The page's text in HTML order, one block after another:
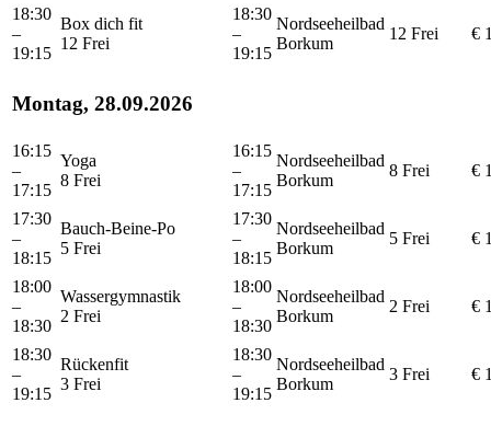
18:30
–
19:15
Box dich fit
12 Frei
18:30
–
19:15
Nordseeheilbad
Borkum
12 Frei €
Montag, 28.09.2026
16:15
–
17:15
Yoga
8 Frei
16:15
–
17:15
Nordseeheilbad
Borkum
8 Frei €
17:30
–
18:15
Bauch-Beine-Po
5 Frei
17:30
–
18:15
Nordseeheilbad
Borkum
5 Frei €
18:00
–
18:30
Wassergymnastik
2 Frei
18:00
–
18:30
Nordseeheilbad
Borkum
2 Frei €
18:30
–
19:15
Rückenfit
3 Frei
18:30
–
19:15
Nordseeheilbad
Borkum
3 Frei €